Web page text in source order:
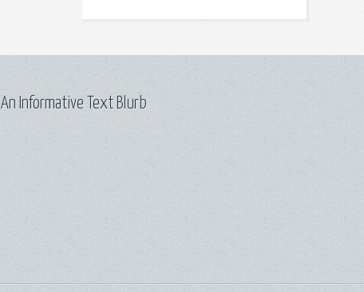
An Informative Text Blurb